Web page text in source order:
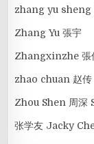
zhang yu sheng
Zhang Yu 張宇
Zhangxinzhe 張
zhao chuan 赵传
Zhou Shen 周深
张学友 Jacky